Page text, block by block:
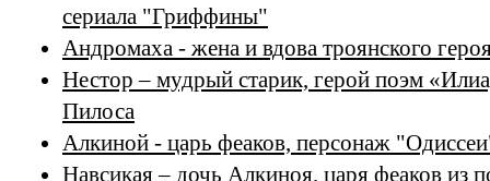
сериала "Гриффины"
Андромаха - жена и вдова троянского
Нестор – мудрый старик, герой поэм
Пилоса
Алкиной - царь феаков, персонаж
Навсикая – дочь Алкиноя, царя феаков из